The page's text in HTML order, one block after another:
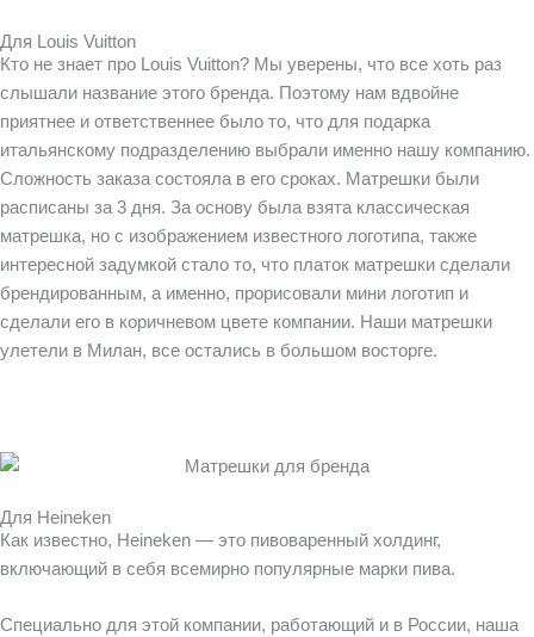
Для Louis Vuitton
Кто не знает про Louis Vuitton? Мы уверены, что все хоть раз
слышали название этого бренда. Поэтому нам вдвойне
приятнее и ответственнее было то, что для подарка
итальянскому подразделению выбрали именно нашу компанию.
Сложность заказа состояла в его сроках. Матрешки были
расписаны за 3 дня. За основу была взята классическая
матрешка, но с изображением известного логотипа, также
интересной задумкой стало то, что платок матрешки сделали
брендированным, а именно, прорисовали мини логотип и
сделали его в коричневом цвете компании. Наши матрешки
улетели в Милан, все остались в большом восторге.
Для Heineken
Как известно, Heineken — это пивоваренный холдинг,
включающий в себя всемирно популярные марки пива.
Специально для этой компании, работающий и в России, наша